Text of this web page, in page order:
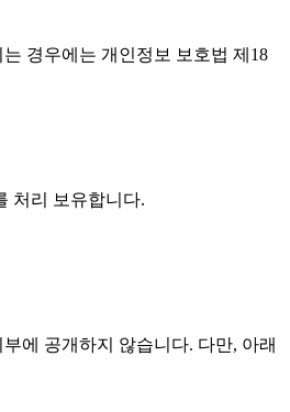
경우에는 개인정보 보호법 제18
처리 보유합니다.
에 공개하지 않습니다. 다만, 아래